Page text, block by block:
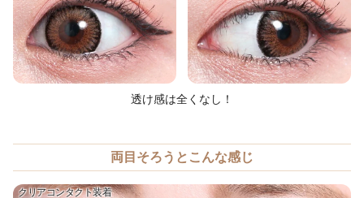
透け感は全くなし！
両目そろうとこんな感じ
クリアコンタクト装着